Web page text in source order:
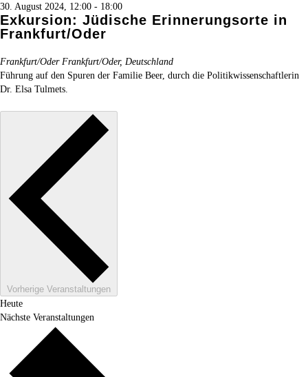
30. August 2024, 12:00 - 18:00
Exkursion: Jüdische Erinnerungsorte in
Frankfurt/Oder
Frankfurt/OderFrankfurt/Oder, Deutschland
Führung auf den Spuren der Familie Beer, durch die Politikwissenschaftlerin
Dr. Elsa Tulmets.
Vorherige Veranstaltungen
Heute
Nächste Veranstaltungen